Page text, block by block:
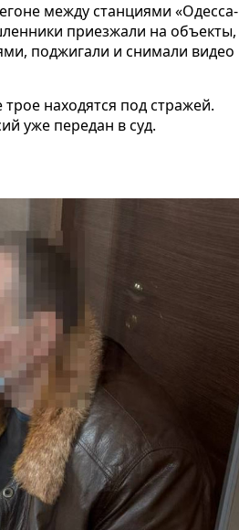
между станциями «Одесса-
приезжали на объекты,
поджигали и снимали видео
находятся под стражей.
уже передан в суд.